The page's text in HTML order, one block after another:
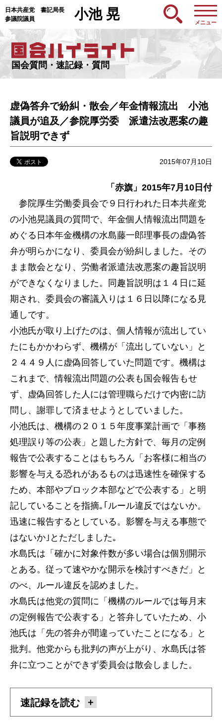
日本共産党 書記局長
参議院議員
小池 晃
メニュー
国会質問・速記録・質問
虚偽答弁で紛糾・散会／年金情報流出 小池
議員が追及／参院厚労委 派遣法改悪案の趣
旨説明できず
2015年07月10日
「赤旗」2015年7月10日付
参院厚生労働委員会で９日行われた日本共産党
の小池晃議員の質問で、年金個人情報流出問題を
めぐる日本年金機構の水島藤一郎理事長の虚偽答
弁が明らかになり、委員会が紛糾しました。その
まま散会となり、労働者派遣法改悪案の趣旨説明
ができなくなりました。同趣旨説明は１４日に延
期され、委員会の審議入りは１６日以降になる見
通しです。
小池氏が取り上げたのは、個人情報が流出してい
たにもかかわらず、機構が「流出していない」と
２４４９人に虚偽回答していた問題です。機構は
これまで、情報流出問題の公表も国会報告もせ
ず、虚偽回答した人には管理職らだけで内密に訪
問し、謝罪して済ませようとしていました。
小池氏は、機構の２０１５年度事業計画で「事務
処理誤り等の公表」と題した方針で、毎月の定例
報告で公表することはもちろん「お客様に相当の
影響を与える恐れがあるものは迅速性を確保する
ため、本部やブロック本部などで公表する」と明
記していることを指摘｡｢ルール違反ではないか。
迅速に報告するとしている。影響を与える事態で
はないか｣とただしました｡
水島氏は「確かに対象件数が多い場合は個別開示
とある。従って速やかな開示を検討すべきだ」と
のべ、ルール違反を認めました。
水島氏は他党の質問に「機構のルールでは毎月末
の定例報告で公表する」と答弁していたため、小
池氏は「先の答弁が間違っていたことになる」と
批判。他党からも批判の声が上がり、水島氏は答
弁に立つことができず委員会は散会しました。
速記録を読む